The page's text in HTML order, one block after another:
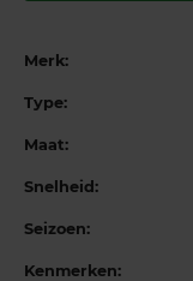
Merk:
Type:
Maat:
Snelheid:
Seizoen:
Kenmerken: